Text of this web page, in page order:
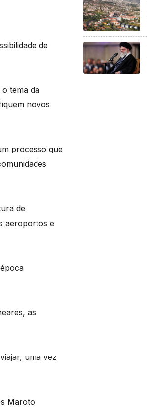
de
tema da
novos
processo que
de
aeroportos e
as
uma vez
Maroto